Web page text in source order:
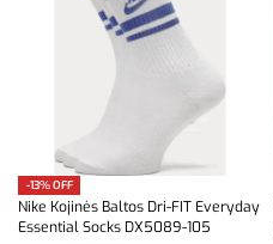
-13% OFF
Nike Kojinės Baltos Dri-FIT Everyday
Essential Socks DX5089-105